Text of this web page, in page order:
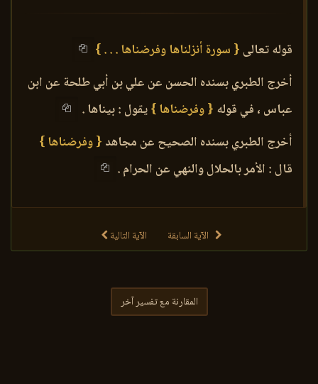
قوله تعالى { سورة أنزلناها وفرضناها . . . }
أخرج الطبري بسنده الحسن عن علي بن أبي طلحة عن ابن
عباس ، في قوله { وفرضناها }يقول : بيناها .
أخرج الطبري بسنده الصحيح عن مجاهد { وفرضناها }
قال : الأمر بالحلال والنهي عن الحرام .
الآية السابقة الآية التالية
المقارنة مع تفسير آخر